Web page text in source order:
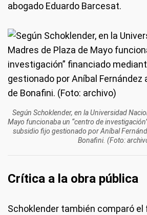
abogado Eduardo Barcesat.
Según Schoklender, en la Universidad
Mayo funcionaba un “centro de
subsidio fijo gestionado por Aníbal
Bonafini. (Foto:
Crítica a la obra pública
Schoklender también comparó